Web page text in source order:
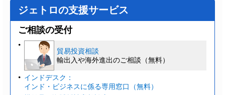
ジェトロの支援サービス
ご相談の受付
貿易投資相談
輸出入や海外進出のご相談（無料）
インドデスク：
インド・ビジネスに係る専用窓口（無料）